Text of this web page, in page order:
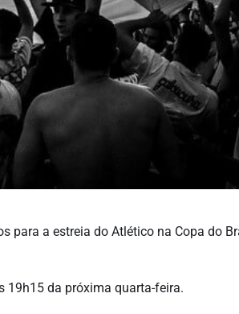
para a estreia do Atlético na Copa do
19h15 da próxima quarta-feira.